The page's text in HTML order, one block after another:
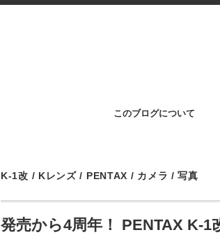
このブログについて
K-1改 / Kレンズ/ PENTAX / カメラ /写真
発売から4周年！ PENTAX K-